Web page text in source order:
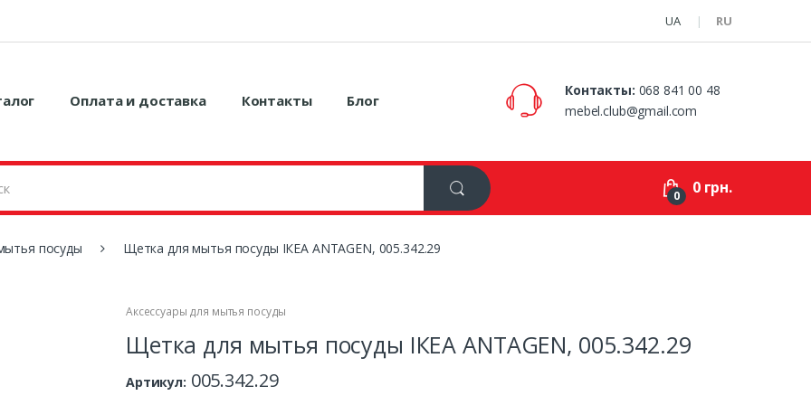
UA RU
Оплата и доставка Контакты Блог
Контакты: 068 841 00 48
mebel.club@gmail.com
0 0 грн.
посуды Щетка для мытья посуды ІКЕА ANTAGEN, 005.342.29
Аксессуары для мытья посуды
Щетка для мытья посуды ІКЕА ANTAGEN, 005.342.29
Артикул: 005.342.29